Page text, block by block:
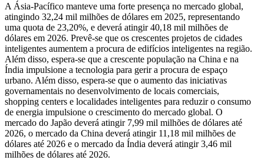
A Ásia-Pacífico manteve uma forte presença no mercado global,
atingindo 32,24 mil milhões de dólares em 2025, representando
uma quota de 23,20%, e deverá atingir 40,18 mil milhões de
dólares em 2026. Prevê-se que os crescentes projetos de cidades
inteligentes aumentem a procura de edifícios inteligentes na região.
Além disso, espera-se que a crescente população na China e na
Índia impulsione a tecnologia para gerir a procura de espaço
urbano. Além disso, espera-se que o aumento das iniciativas
governamentais no desenvolvimento de locais comerciais,
shopping centers e localidades inteligentes para reduzir o consumo
de energia impulsione o crescimento do mercado global. O
mercado do Japão deverá atingir 7,99 mil milhões de dólares até
2026, o mercado da China deverá atingir 11,18 mil milhões de
dólares até 2026 e o ​​mercado da Índia deverá atingir 3,46 mil
milhões de dólares até 2026.